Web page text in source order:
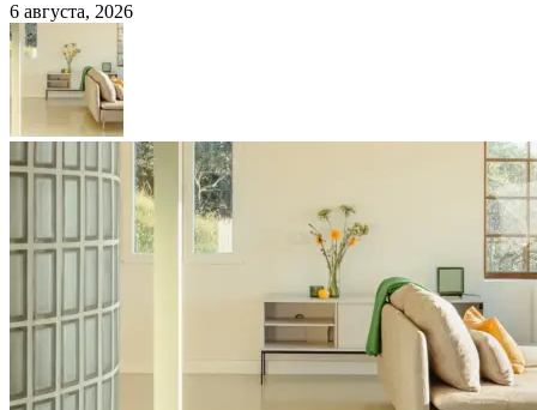
6 августа, 2026